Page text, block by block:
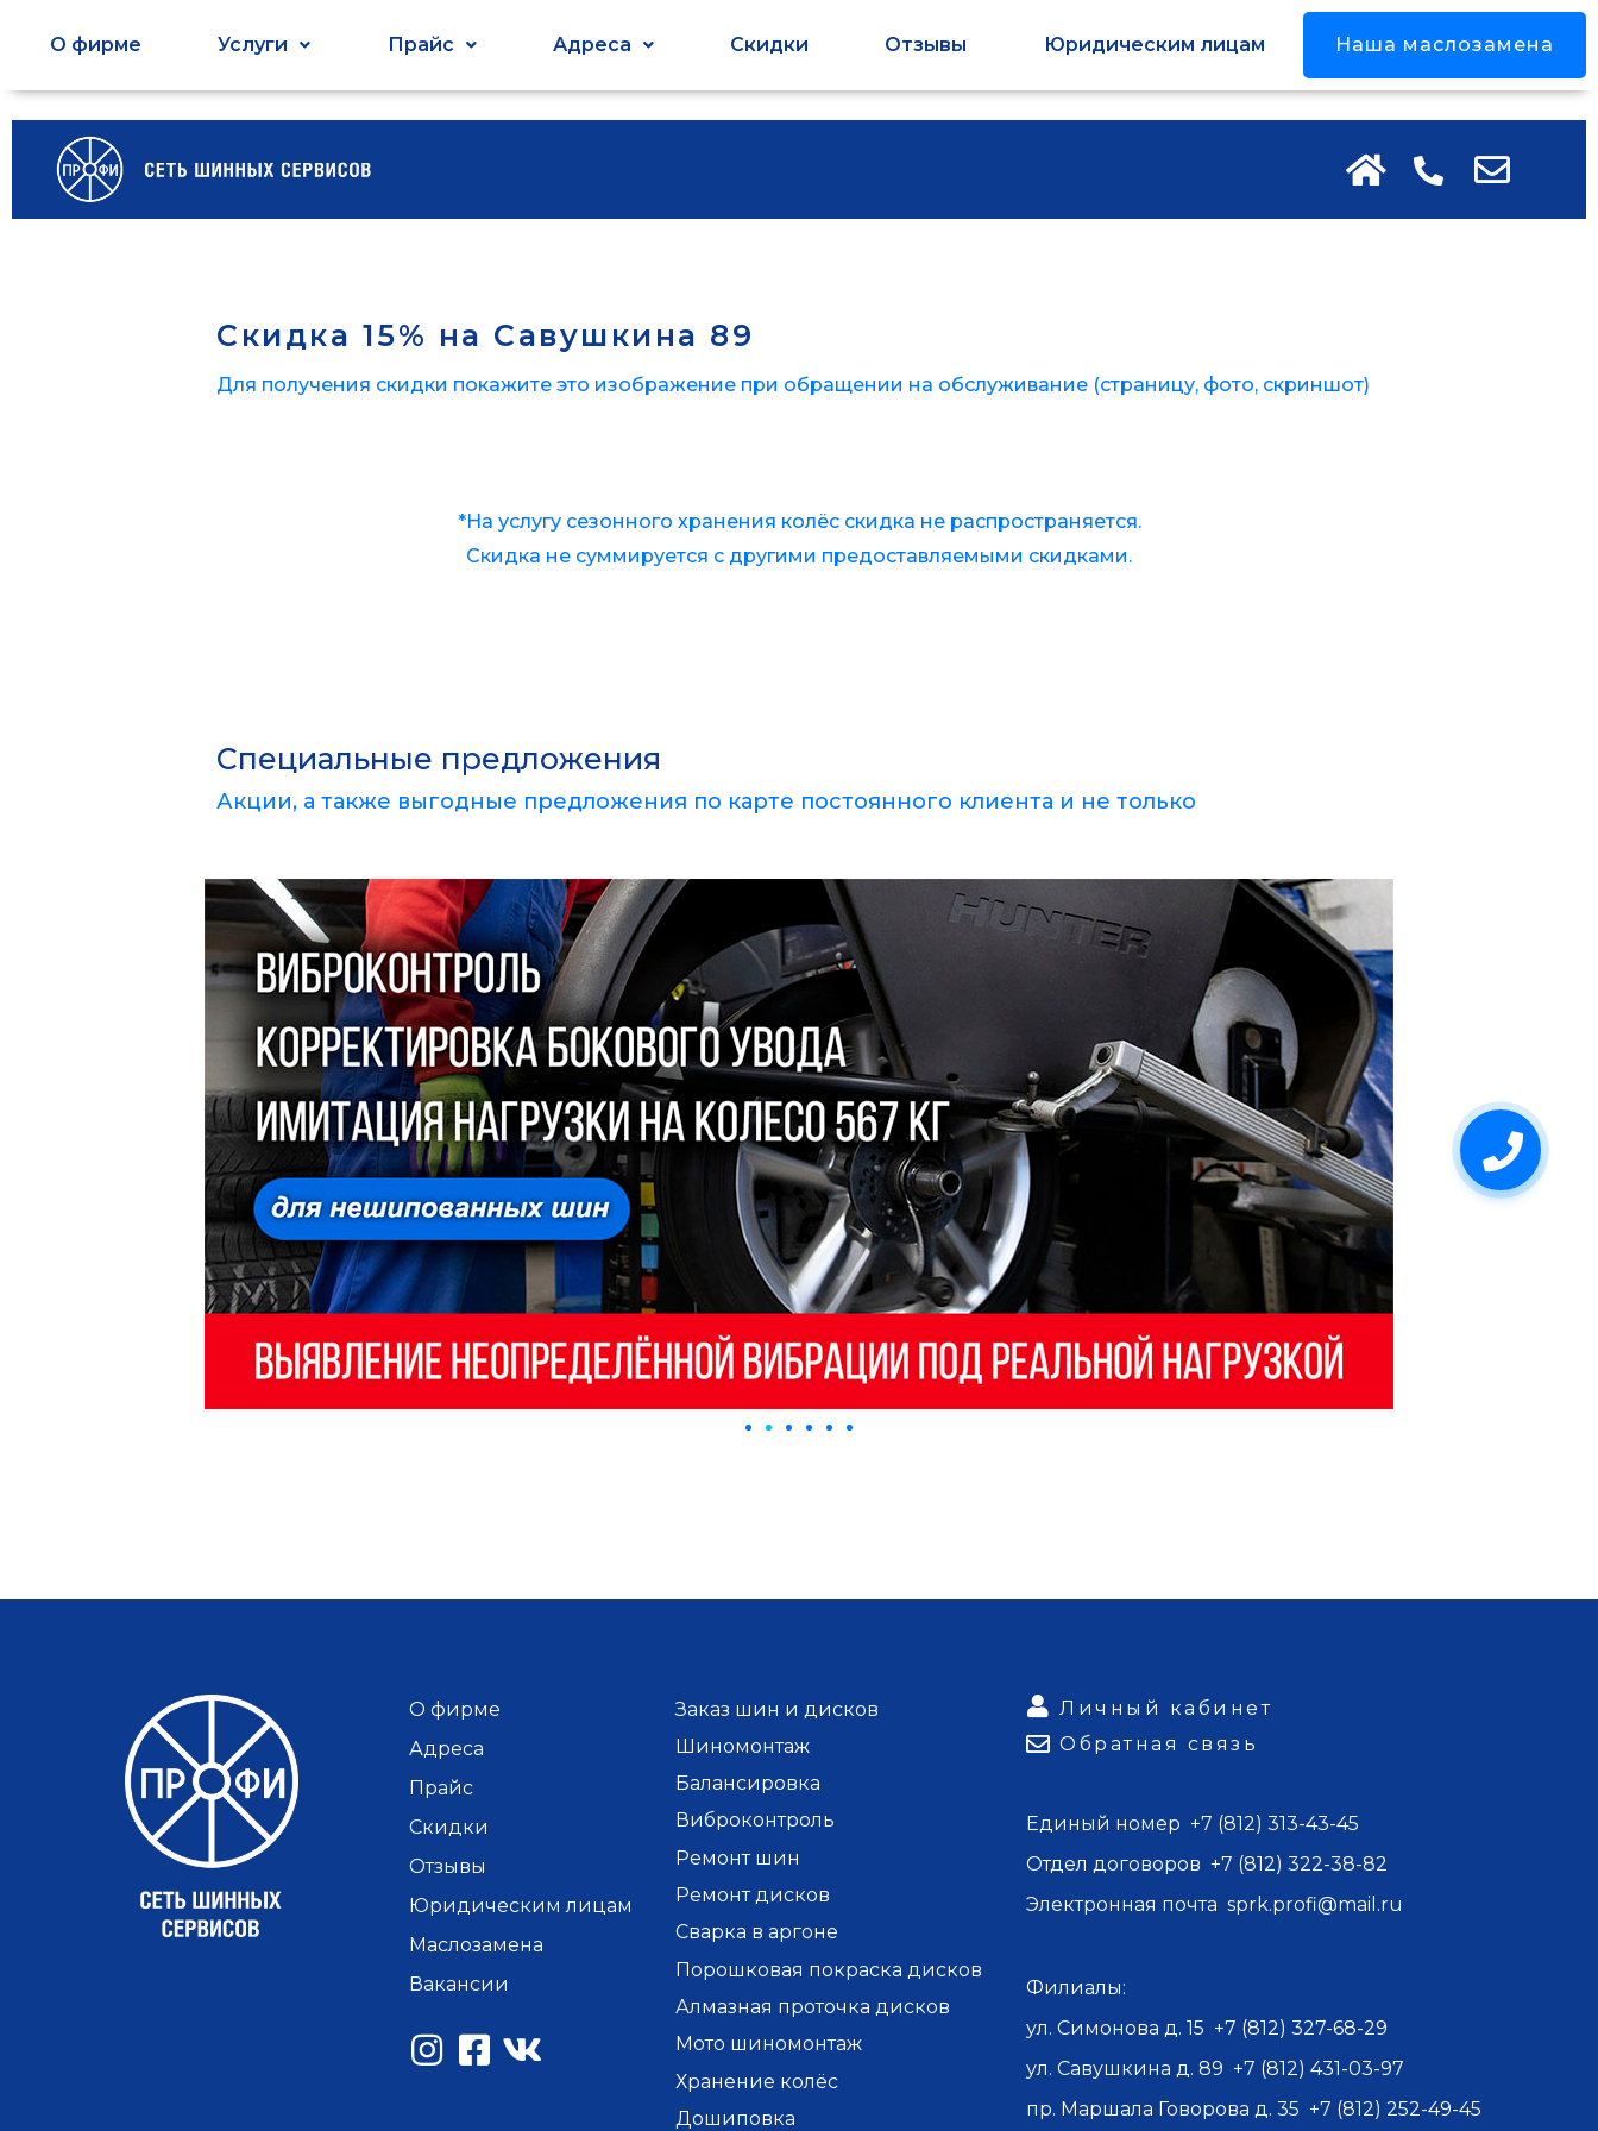
О фирме Услуги Прайс Адреса Скидки Отзывы Юридическим лицам Наша маслозамена
Скидка 15% на Савушкина 89
Для получения скидки покажите это изображение при обращении на обслуживание (страницу, фото, скриншот)
*На услугу сезонного хранения колёс скидка не распространяется.
Скидка не суммируется с другими предоставляемыми скидками.
Специальные предложения
Акции, а также выгодные предложения по карте постоянного клиента и не только
О фирме
Адреса
Прайс
Скидки
Отзывы
Юридическим лицам
Маслозамена
Вакансии
Заказ шин и дисков
Шиномонтаж
Балансировка
Виброконтроль
Ремонт шин
Ремонт дисков
Сварка в аргоне
Порошковая покраска дисков
Алмазная проточка дисков
Мото шиномонтаж
Хранение колёс
Дошиповка
Личный кабинет
Обратная связь
Единый номер+7 (812) 313-43-45
Отдел договоров+7 (812) 322-38-82
Электронная почтаsprk.profi@mail.ru
Филиалы:
ул. Симонова д. 15 +7 (812) 327-68-29
ул. Савушкина д. 89 +7 (812) 431-03-97
пр. Маршала Говорова д. 35 +7 (812) 252-49-45